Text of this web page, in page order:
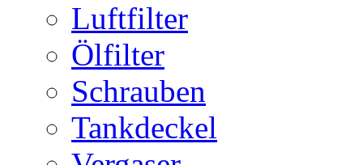
Luftfilter
Ölfilter
Schrauben
Tankdeckel